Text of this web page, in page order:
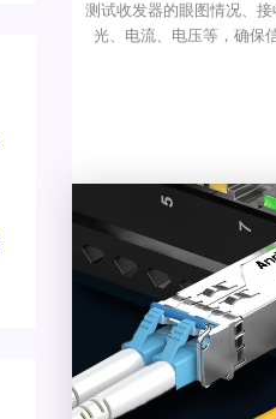
测试收发器的眼图情况、
光、电流、电压等，确保